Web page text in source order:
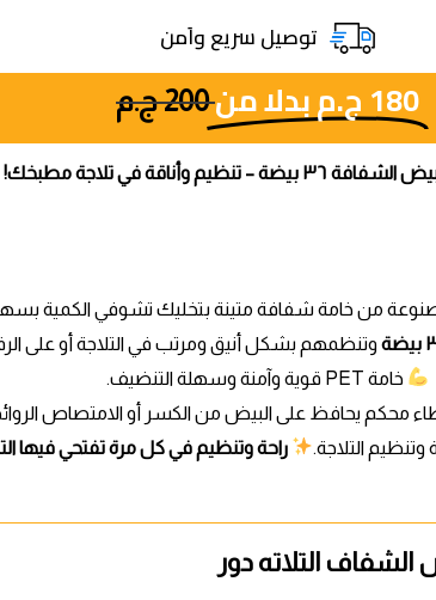
توصيل سريع واَمن
180ج.مبدلا من 200ج.م
– تنظيم وأناقة في تلاجة مطبخك!
من خامة شفافة متينة بتخليك تشوفي الكمية
وتنظمهم بشكل أنيق ومرتب في التلاجة أو على
خامة PET قوية وآمنة وسهلة التنضيف.
محكم يحافظ على البيض من الكسر أو الامتصاص
التلاجة.
راحة وتنظيم في كل مرة تفتحي فيها
التلاته دور